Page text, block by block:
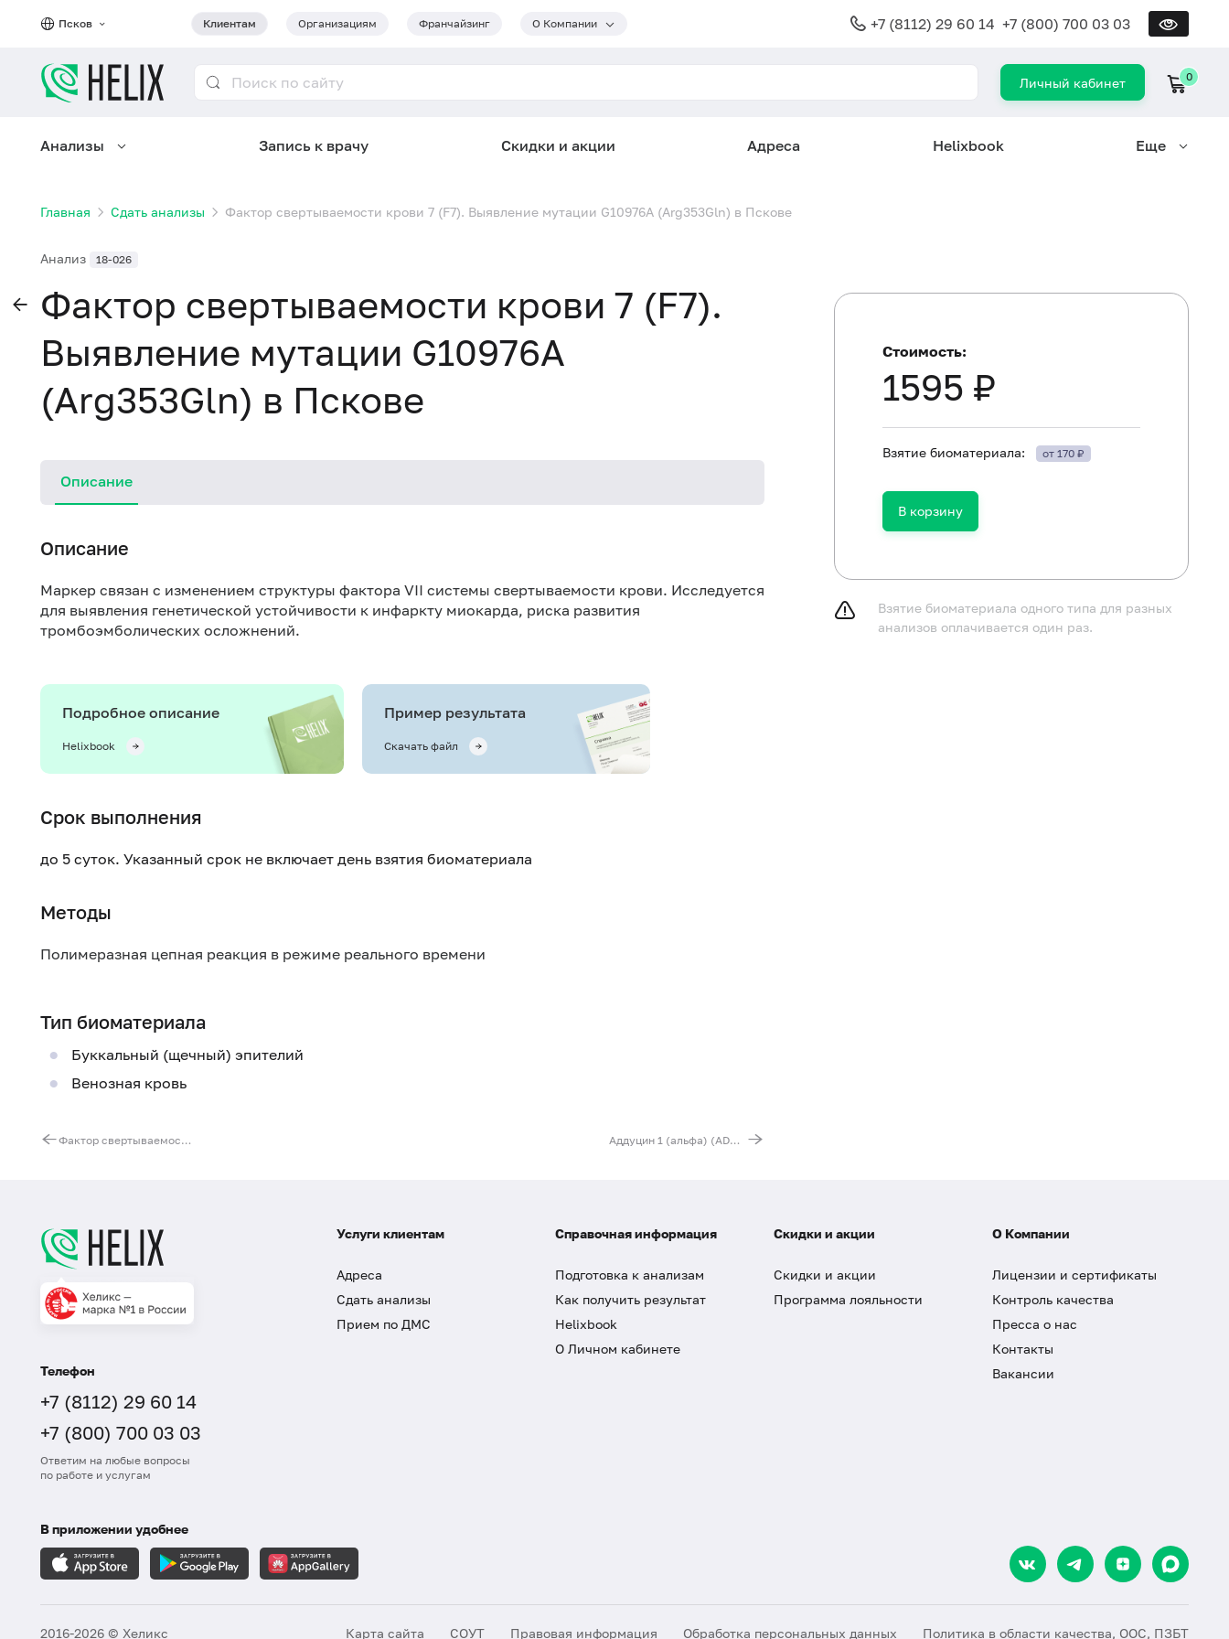
Псков Клиентам Организациям Франчайзинг О Компании +7 (8112) 29 60 14 +7 (800) 700 03 03
Личный кабинет 0
Анализы Запись к врачу Скидки и акции Адреса Helixbook Еще
Главная Сдать анализы Фактор свертываемости крови 7 (F7). Выявление мутации G10976A (Arg353Gln) в Пскове
Анализ 18-026
Фактор свертываемости крови 7 (F7).
Выявление мутации G10976A
(Arg353Gln) в Пскове
Описание
Описание
Маркер связан с изменением структуры фактора VII системы свертываемости крови. Исследуется
для выявления генетической устойчивости к инфаркту миокарда, риска развития
тромбоэмболических осложнений.
Подробное описание
Helixbook
Пример результата
Скачать файл
Срок выполнения
до 5 суток. Указанный срок не включает день взятия биоматериала
Методы
Полимеразная цепная реакция в режиме реального времени
Тип биоматериала
Буккальный (щечный) эпителий
Венозная кровь
Фактор свертываемости крови 13, субъединица A1 (F13A1). Выявление мутации G103T (Val34Leu) Аддуцин 1 (альфа) (ADD1). Выявление мутации G1378T (Gly460Trp)
Стоимость:
1595 ₽
Взятие биоматериала: от 170 ₽
В корзину
Взятие биоматериала одного типа для разных
анализов оплачивается один раз.
Телефон
+7 (8112) 29 60 14
+7 (800) 700 03 03
Ответим на любые вопросы
по работе и услугам
Услуги клиентам
Адреса
Сдать анализы
Прием по ДМС
Справочная информация
Подготовка к анализам
Как получить результат
Helixbook
О Личном кабинете
Скидки и акции
Скидки и акции
Программа лояльности
О Компании
Лицензии и сертификаты
Контроль качества
Пресса о нас
Контакты
Вакансии
В приложении удобнее
2016-2026 © Хеликс Карта сайта СОУТ Правовая информация Обработка персональных данных Политика в области качества, ООС, ПЗБТ